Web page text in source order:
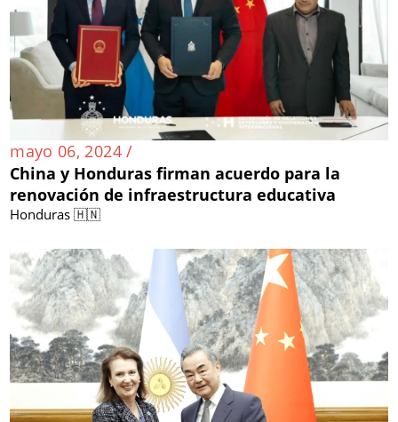
mayo 06, 2024 /
China y Honduras firman acuerdo para la
renovación de infraestructura educativa
Honduras 🇭🇳